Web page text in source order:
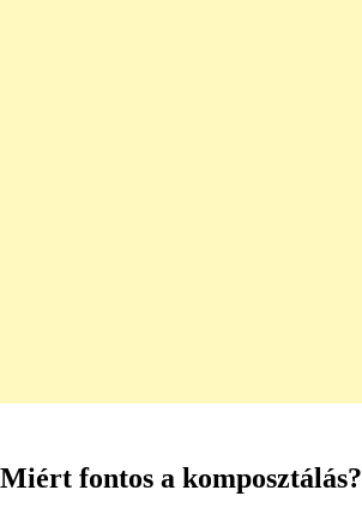
Miért fontos a komposztálás?